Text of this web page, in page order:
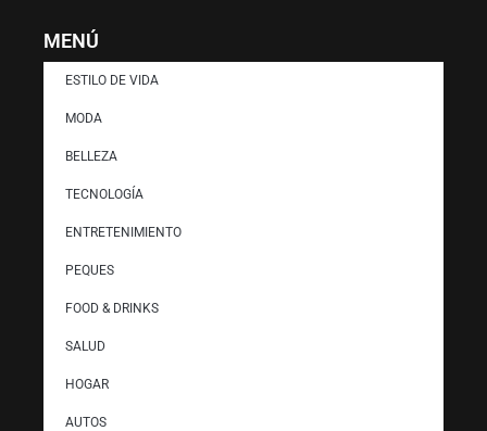
MENÚ
ESTILO DE VIDA
MODA
BELLEZA
TECNOLOGÍA
ENTRETENIMIENTO
PEQUES
FOOD & DRINKS
SALUD
HOGAR
AUTOS